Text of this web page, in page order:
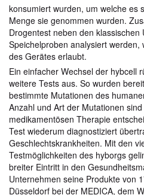
konsumiert wurden, um welche es
Menge sie genommen wurden.
Drogentest neben den klassischen
Speichelproben analysiert werden,
des Gerätes erlaubt.
Ein einfacher Wechsel der hybcell
weitere Tests aus. So wurden
bestimmte Mutationen des
Anzahl und Art der Mutationen
medikamentösen Therapie
Test wiederum diagnostiziert
Geschlechtskrankheiten. Mit den
Testmöglichkeiten des hyborgs
breiter Eintritt in den
Unternehmen seine Produkte von
Düsseldorf bei der MEDICA, dem